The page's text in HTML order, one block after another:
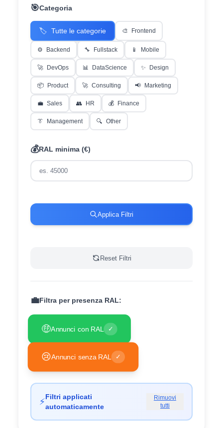
🎯Categoria
🏷️ Tutte le categorie 🎨 Frontend
⚙️ Backend 🔧 Fullstack 📱 Mobile
🚀 DevOps 📊 DataScience ✨ Design
📦 Product 🚀 Consulting 📢 Marketing
💼 Sales 👥 HR 💰 Finance
👔 Management 🔍 Other
💰RAL minima (€)
Applica Filtri
Reset Filtri
💼Filtra per presenza RAL:
🤑Annunci con RAL ✓
😢Annunci senza RAL ✓
⚡Filtri applicati
automaticamente
Rimuovi
tutti